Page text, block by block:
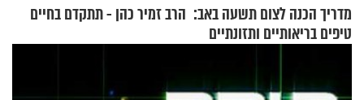
מדריך הכנה לצום תשעה באב:
טיפים בריאותיים ותזונתיים
הרב זמיר כהן - תתקדם בחיים